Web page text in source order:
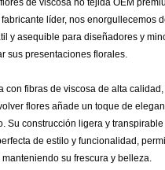
líder, nos enorgullecemos
y asequible para diseñadores y
sus presentaciones florales.
con fibras de viscosa de alta
flores añade un toque de
Su construcción ligera y
de estilo y funcionalidad,
su frescura y belleza.